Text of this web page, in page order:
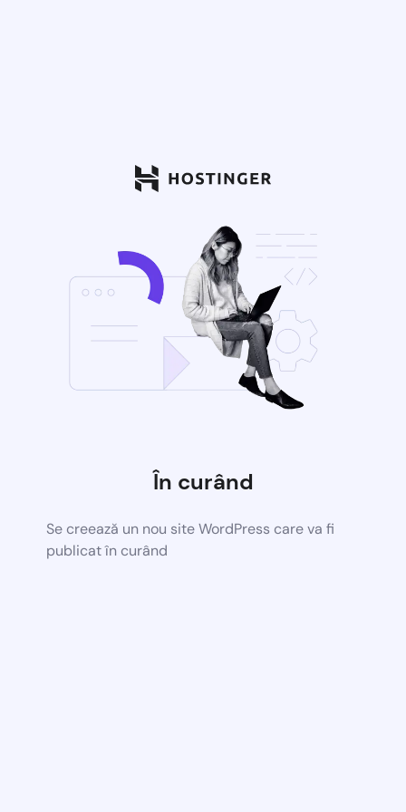
În curând
Se creează un nou site WordPress care va fi
publicat în curând